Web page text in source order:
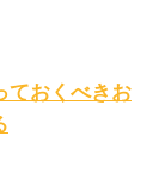
おくべきお